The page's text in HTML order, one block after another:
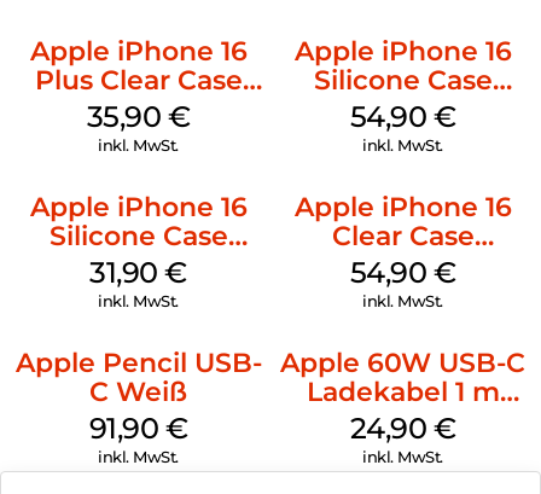
Apple iPhone 16
Plus Clear Case
MagSafe
Transparent
35,90 €
inkl. MwSt.
Apple iPhone 16
Silicone Case
MagSafe Lake
Green
54,90 €
inkl. MwSt.
Apple iPhone 16
Silicone Case
MagSafe Fuchsia
31,90€
inkl. MwSt.
Apple iPhone 16
Clear Case
MagSafe
Transparent
54,90 €
inkl. MwSt.
Apple Pencil USB-
C Weiß
91,90 €
inkl. MwSt.
Apple 60W USB-C
Ladekabel 1 m
Weiß
24,90 €
inkl. MwSt.